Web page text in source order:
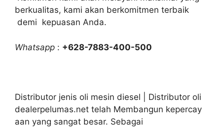
berkualitas, kami akan berkomitmen terbaik
demi kepuasan Anda.
Whatsapp : +628-7883-400-500
Distributor jenis oli mesin diesel | Distributor oli
dealerpelumas.net telah Membangun kepercay
aan yang sangat besar. Sebagai